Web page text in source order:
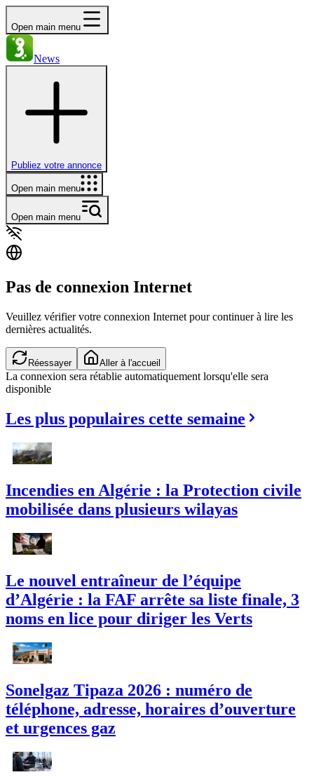
Open main menu
News
Publiez votre annonce
Open main menu
Open main menu
Pas de connexion Internet
Veuillez vérifier votre connexion Internet pour continuer à lire les
dernières actualités.
Réessayer Aller à l'accueil
La connexion sera rétablie automatiquement lorsqu'elle sera
disponible
Les plus populaires cette semaine
Incendies en Algérie : la Protection civile
mobilisée dans plusieurs wilayas
Le nouvel entraîneur de l’équipe
d’Algérie : la FAF arrête sa liste finale, 3
noms en lice pour diriger les Verts
Sonelgaz Tipaza 2026 : numéro de
téléphone, adresse, horaires d’ouverture
et urgences gaz